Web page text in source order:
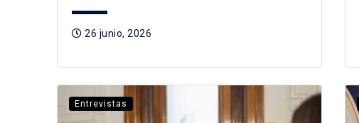
26 junio, 2026
Entrevistas